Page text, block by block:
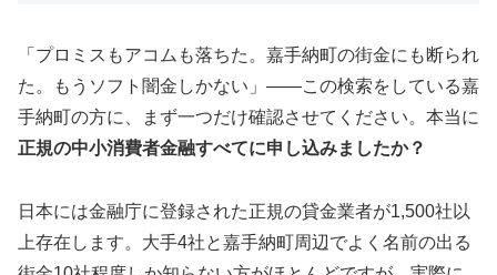
「プロミスもアコムも落ちた。嘉手納町の街金にも断られ
た。もうソフト闇金しかない」——この検索をしている嘉
手納町の方に、まず一つだけ確認させてください。本当に
正規の中小消費者金融すべてに申し込みましたか？
日本には金融庁に登録された正規の貸金業者が1,500社以
上存在します。大手4社と嘉手納町周辺でよく名前の出る